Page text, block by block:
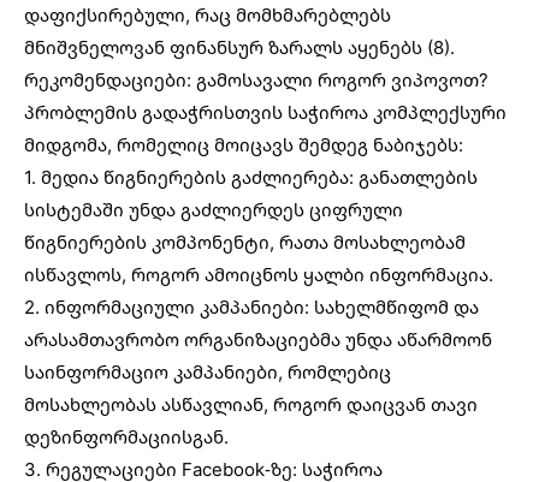
დაფიქსირებული, რაც მომხმარებლებს
მნიშვნელოვან ფინანსურ ზარალს აყენებს (8).
რეკომენდაციები: გამოსავალი როგორ ვიპოვოთ?
პრობლემის გადაჭრისთვის საჭიროა კომპლექსური
მიდგომა, რომელიც მოიცავს შემდეგ ნაბიჯებს:
1. მედია წიგნიერების გაძლიერება: განათლების
სისტემაში უნდა გაძლიერდეს ციფრული
წიგნიერების კომპონენტი, რათა მოსახლეობამ
ისწავლოს, როგორ ამოიცნოს ყალბი ინფორმაცია.
2. ინფორმაციული კამპანიები: სახელმწიფომ და
არასამთავრობო ორგანიზაციებმა უნდა აწარმოონ
საინფორმაციო კამპანიები, რომლებიც
მოსახლეობას ასწავლიან, როგორ დაიცვან თავი
დეზინფორმაციისგან.
3. რეგულაციები Facebook-ზე: საჭიროა